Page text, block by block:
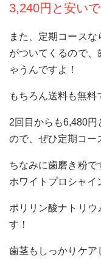
3,240円と安いで
また、定期コース
がついてくるので、
ゃうんですよ！
もちろん送料も無料
2回目からも6,480円
ので、ぜひ定期コー
ちなみに歯磨き粉
ホワイトプロシャイ
ポリリン酸ナトリウ
す！
歯茎もしっかりケア